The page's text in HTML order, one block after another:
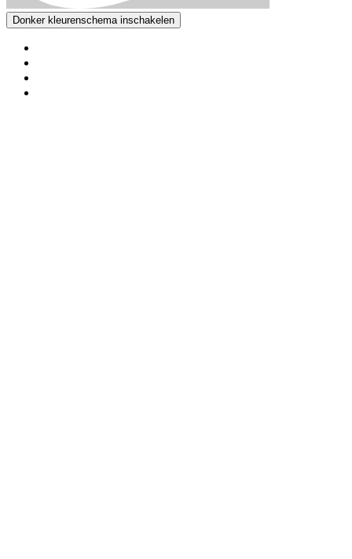
Donker kleurenschema inschakelen